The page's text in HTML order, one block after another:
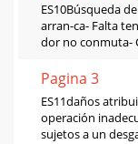
ES10Búsqueda
arran-ca- Falta
dor no conmuta-
Pagina 3
ES11daños
operación
sujetos a un